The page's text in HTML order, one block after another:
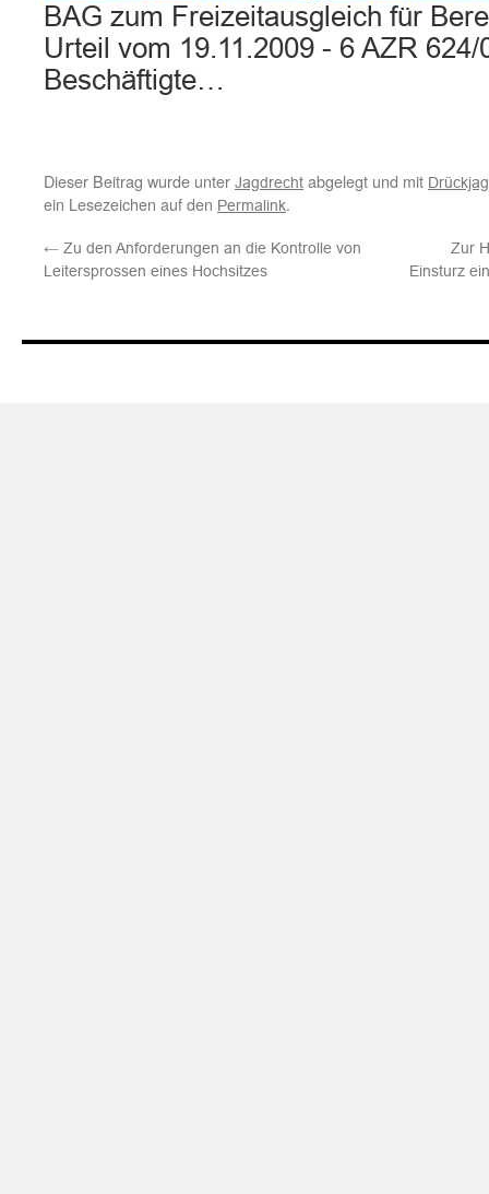
BAG zum Freizeitausgleich für
Urteil vom 19.11.2009 - 6 AZR 624/
Beschäftigte…
Dieser Beitrag wurde unter Jagdrecht abgelegt und mit
ein Lesezeichen auf den Permalink.
← Zu den Anforderungen an die Kontrolle von
Leitersprossen eines Hochsitzes
Zur
Einsturz